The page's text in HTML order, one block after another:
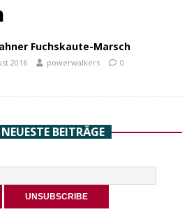
Fuchskaute-Marsch
2016 powerwalkers 0
BEITRÄGE